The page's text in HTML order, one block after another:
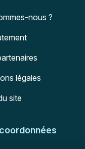
nous ?
légales
site